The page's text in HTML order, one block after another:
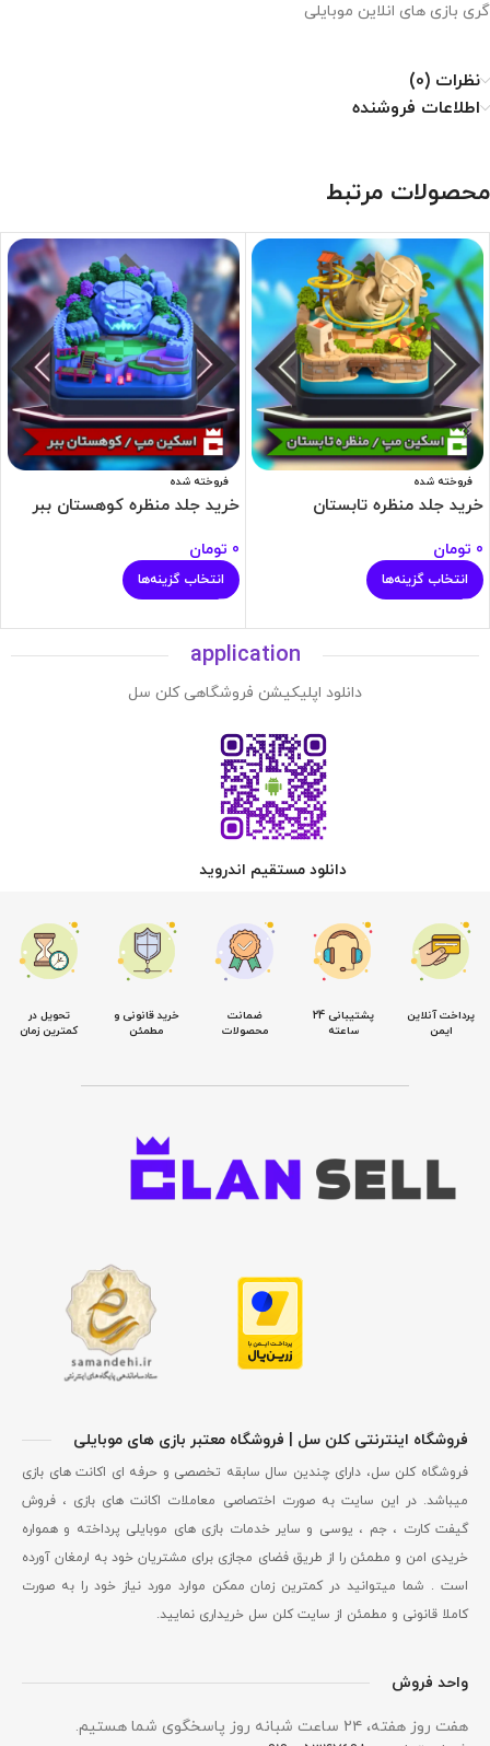
گری بازی های انلاین موبایلی
نظرات (0)
اطلاعات فروشنده
محصولات مرتبط
فروخته شده
خرید جلد منظره تابستان
0 تومان
انتخاب گزینه‌ها
فروخته شده
خرید جلد منظره کوهستان ببر
0 تومان
انتخاب گزینه‌ها
application
دانلود اپلیکیشن فروشگاهی کلن سل
دانلود مستقیم اندروید
پرداخت آنلاین
ایمن
پشتیبانی 24
ساعته
ضمانت
محصولات
خرید قانونی و
مطمئن
تحویل در
کمترین زمان
فروشگاه اینترنتی کلن سل | فروشگاه معتبر بازی های موبایلی
فروشگاه کلن سل، دارای چندین سال سابقه تخصصی و حرفه ای اکانت های بازی
میباشد. در این سایت به صورت اختصاصی معاملات اکانت های بازی ، فروش
گیفت کارت ، جم ، یوسی و سایر خدمات بازی های موبایلی پرداخته و همواره
خریدی امن و مطمئن را از طریق فضای مجازی برای مشتریان خود به ارمغان آورده
است . شما میتوانید در کمترین زمان ممکن موارد مورد نیاز خود را به صورت
کاملا قانونی و مطمئن از سایت کلن سل خریداری نمایید.
واحد فروش
هفت روز هفته، ۲۴ ساعت شبانه‌ روز پاسخگوی شما هستیم.